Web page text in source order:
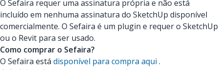
O Sefaira requer uma assinatura própria e não está
incluído em nenhuma assinatura do SketchUp disponível
comercialmente. O Sefaira é um plugin e requer o SketchUp
ou o Revit para ser usado.
Como comprar o Sefaira?
O Sefaira está disponível para compra aqui .